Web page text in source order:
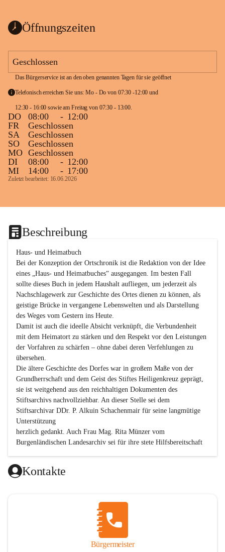
Öffnungszeiten
Geschlossen
Das Bürgerservice ist an den oben genannten Tagen für sie geöffnet
Telefonisch erreichen Sie uns: Mo - Do von 07:30 -12:00 und
DO 08:00 - 12:00
FR
Geschlossen
SA
Geschlossen
SO
Geschlossen
MO Geschlossen
DI
08:00 - 12:00
MI
14:00 - 17:00
Zuletzt bearbeitet: 16.06.2026
Beschreibung
Haus- und Heimatbuch
Bei der Konzeption der Ortschronik ist die Redaktion von der Idee
eines „Haus- und Heimatbuches“ ausgegangen. Im besten Fall
sollte dieses Buch in jedem Haushalt aufliegen, um jederzeit als
Nachschlagewerk zur Geschichte des Ortes dienen zu können, als
geistige Brücke in vergangene Lebenswelten und als Darstellung
des Weges vom Gestern ins Heute.
Damit ist auch die ideelle Absicht verknüpft, die Verbundenheit
mit dem Heimatort zu stärken und den Respekt vor den Leistungen
der Vorfahren zu schärfen – ohne dabei deren Verfehlungen zu
übersehen.
Die ältere Geschichte des Dorfes war in großem Maße von der
Grundherrschaft und dem Geist des Stiftes Heiligenkreuz geprägt,
sie ist weitgehend aus den reichhaltigen Dokumenten des
Stiftsarchivs nachvollziehbar. An dieser Stelle sei dem
Stiftsarchivar DDr. P. Alkuin Schachenmair für seine langmütige
Unterstützung
herzlich gedankt. Auch Frau Mag. Rita Münzer vom
Burgenländischen Landesarchiv sei für ihre stete Hilfsbereitschaft
Dank gilt den Textautoren dieser Chronik, dem kleinen
Redaktionsteam, für die gute Zusammenarbeit.
gedankt werden, die durch ihre Erinnerungen, Informationen und
durch das Überlassen von Fotos und Dokumenten zum Gesamtbild
dieses Buches wesentlich beigetragen haben.
Der Zeitdruck war enorm, um das Werk auch zeitgerecht für das
Kontakte
Bürgermeister